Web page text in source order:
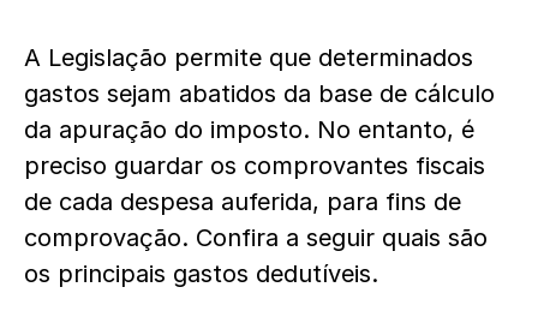
A Legislação permite que determinados
gastos sejam abatidos da base de cálculo
da apuração do imposto. No entanto, é
preciso guardar os comprovantes fiscais
de cada despesa auferida, para fins de
comprovação. Confira a seguir quais são
os principais gastos dedutíveis.